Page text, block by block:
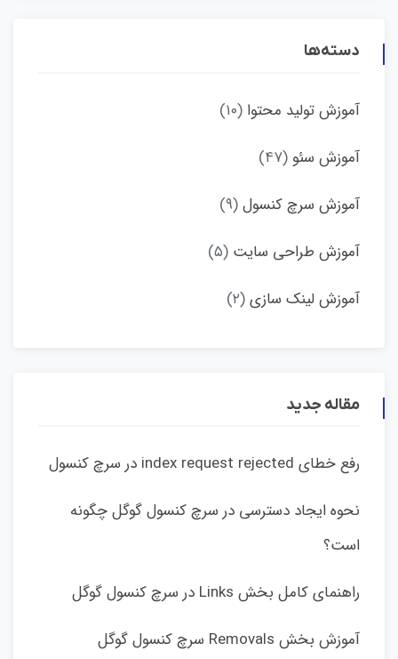
دسته‌ها
آموزش تولید محتوا (۱۰)
آموزش سئو (۴۷)
آموزش سرچ کنسول(۹)
آموزش طراحی سایت (۵)
آموزش لینک سازی(۲)
مقاله جدید
رفع خطای index request rejected در سرچ کنسول
نحوه ایجاد دسترسی در سرچ کنسول گوگل چگونه
است؟
راهنمای کامل بخش Links در سرچ کنسول گوگل
آموزش بخش Removals سرچ کنسول گوگل